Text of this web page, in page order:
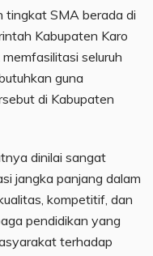
tingkat SMA berada di
Kabupaten Karo
seluruh
guna
di Kabupaten
dinilai sangat
jangka panjang dalam
kompetitif, dan
pendidikan yang
terhadap